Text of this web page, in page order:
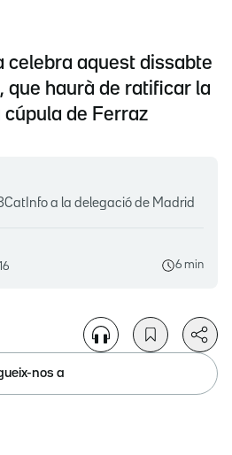
celebra aquest dissabte
que haurà de ratificar la
de Ferraz
a la delegació de Madrid
6 min
nos a